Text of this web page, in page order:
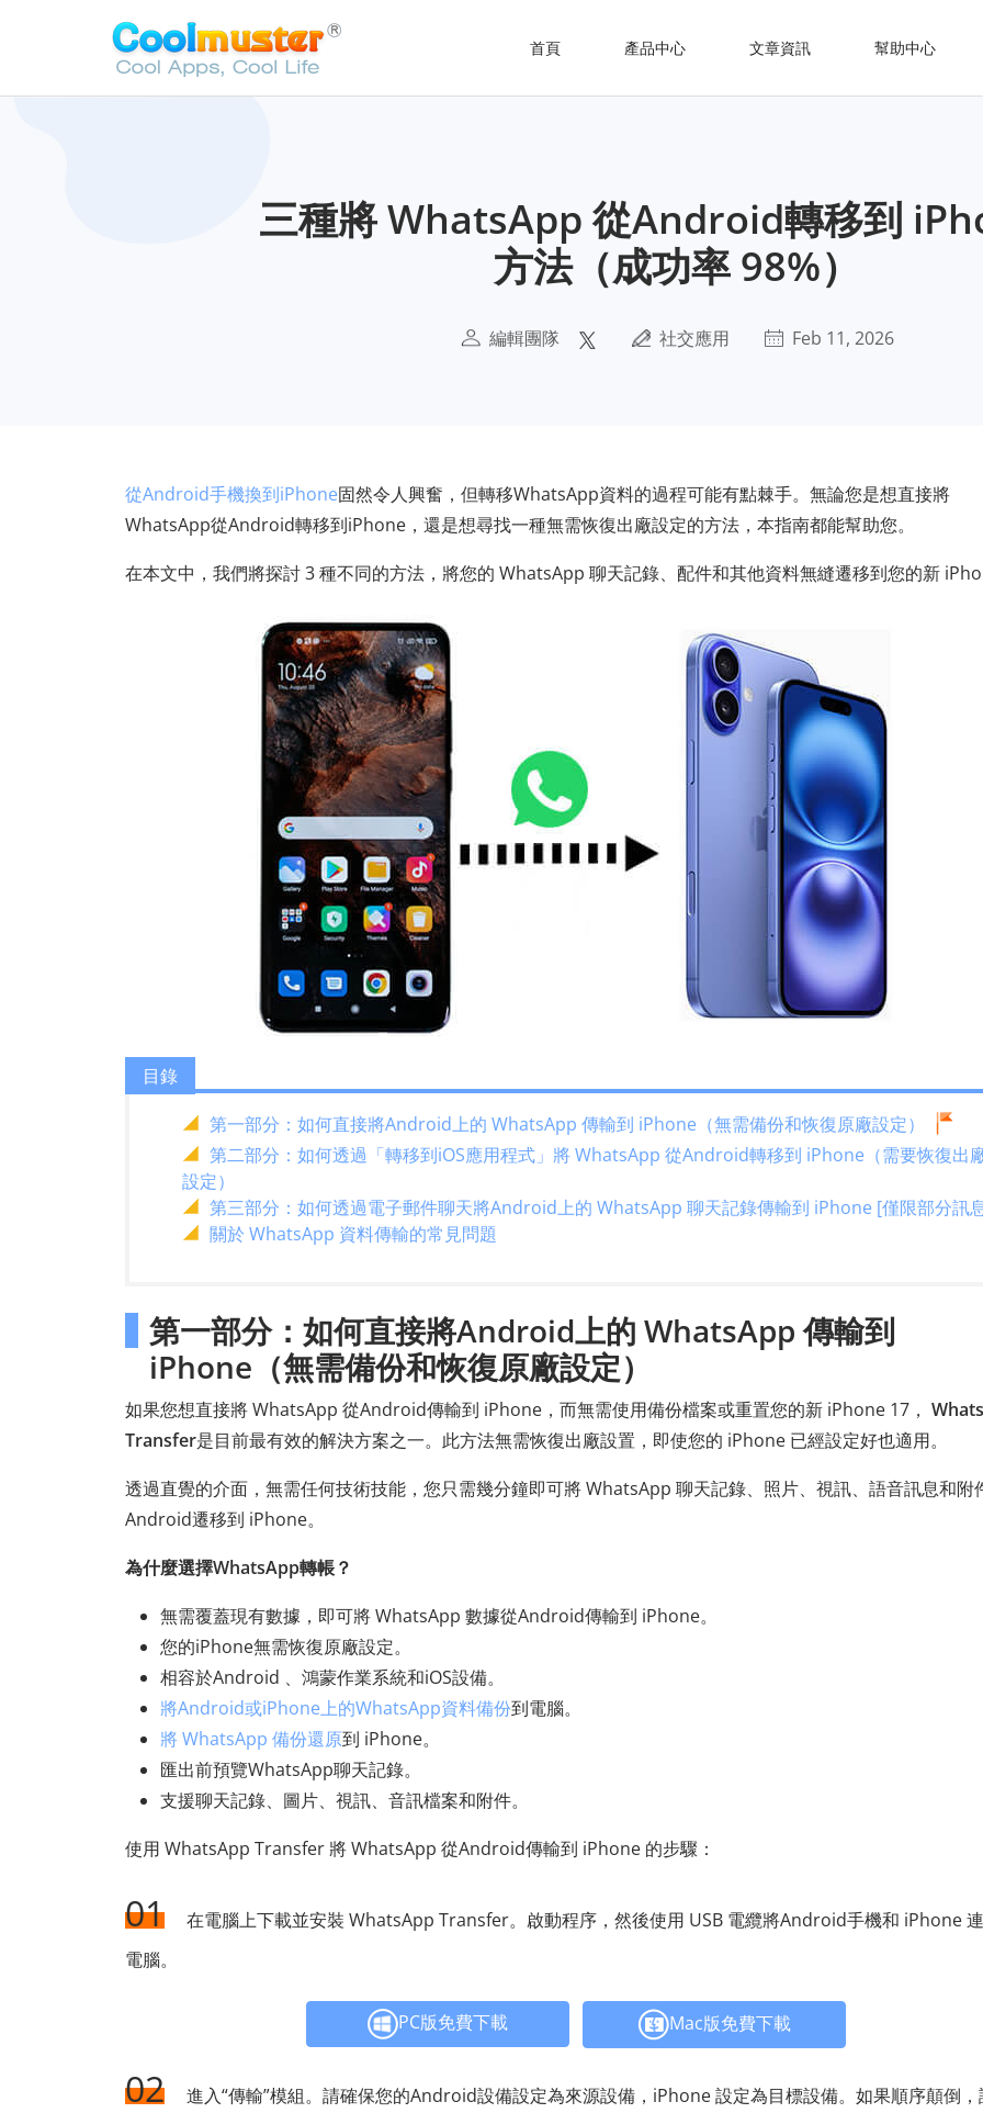
首頁 產品中心 文章資訊 幫助中心
三種將 WhatsApp 從Android轉移到
方法（成功率 98%）
編輯團隊 社交應用 Feb 11, 2026
從Android手機換到iPhone固然令人興奮，但轉移WhatsApp資料的過程可能有點棘手。無論您是想直接將
WhatsApp從Android轉移到iPhone，還是想尋找一種無需恢復出廠設定的方法，本指南都能幫助您。
在本文中，我們將探討 3 種不同的方法，將您的 WhatsApp 聊天記錄、配件和其他資料無縫遷移到您的新
目錄
第一部分：如何直接將Android上的 WhatsApp 傳輸到 iPhone（無需備份和恢復原廠設定）
第二部分：如何透過「轉移到iOS應用程式」將 WhatsApp 從Android轉移到 iPhone（需要恢復出
設定）
第三部分：如何透過電子郵件聊天將Android上的 WhatsApp 聊天記錄傳輸到 iPhone [僅限部分訊
關於 WhatsApp 資料傳輸的常見問題
第一部分：如何直接將Android上的 WhatsApp 傳輸到
iPhone（無需備份和恢復原廠設定）
如果您想直接將 WhatsApp 從Android傳輸到 iPhone，而無需使用備份檔案或重置您的新 iPhone 17，
Transfer是目前最有效的解決方案之一。此方法無需恢復出廠設置，即使您的 iPhone 已經設定好也適用。
透過直覺的介面，無需任何技術技能，您只需幾分鐘即可將 WhatsApp 聊天記錄、照片、視訊、語音訊息和附
Android遷移到 iPhone。
為什麼選擇WhatsApp轉帳？
無需覆蓋現有數據，即可將 WhatsApp 數據從Android傳輸到 iPhone。
您的iPhone無需恢復原廠設定。
相容於Android 、鴻蒙作業系統和iOS設備。
將Android或iPhone上的WhatsApp資料備份到電腦。
將 WhatsApp 備份還原到 iPhone。
匯出前預覽WhatsApp聊天記錄。
支援聊天記錄、圖片、視訊、音訊檔案和附件。
使用 WhatsApp Transfer 將 WhatsApp 從Android傳輸到 iPhone 的步驟：
01
在電腦上下載並安裝 WhatsApp Transfer。啟動程序，然後使用 USB 電纜將Android手機和 iPhone
電腦。
PC版免費下載 Mac版免費下載
02
進入“傳輸”模組。請確保您的Android設備設定為來源設備，iPhone 設定為目標設備。如果順序顛倒